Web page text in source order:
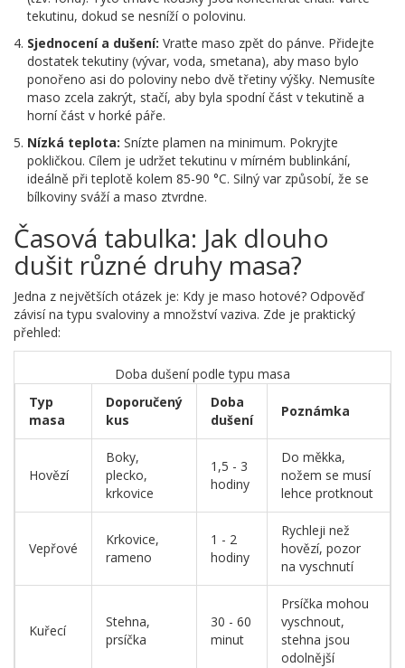
tekutinu, dokud se nesníží o polovinu.
Sjednocení a dušení: Vraťte maso zpět do pánve. Přidejte
dostatek tekutiny (vývar, voda, smetana), aby maso bylo
ponořeno asi do poloviny nebo dvě třetiny výšky. Nemusíte
maso zcela zakrýt, stačí, aby byla spodní část v tekutině a
horní část v horké páře.
Nízká teplota: Snízte plamen na minimum. Pokryjte
pokličkou. Cílem je udržet tekutinu v mírném bublinkání,
ideálně při teplotě kolem 85-90 °C. Silný var způsobí, že se
bílkoviny sváží a maso ztvrdne.
Časová tabulka: Jak dlouho
dušit různé druhy masa?
Jedna z největších otázek je: Kdy je maso hotové? Odpověď
závisí na typu svaloviny a množství vaziva. Zde je praktický
přehled:
Doba dušení podle typu masa
Typ
masa
Doporučený
kus
Doba
dušení
Poznámka
Hovězí
Boky,
plecko,
krkovice
1,5 - 3
hodiny
Do měkka,
nožem se musí
lehce protknout
Vepřové
Krkovice,
rameno
1 - 2
hodiny
Rychleji než
hovězí, pozor
na vyschnutí
Kuřecí
Stehna,
prsíčka
30 - 60
minut
Prsíčka mohou
vyschnout,
stehna jsou
odolnější